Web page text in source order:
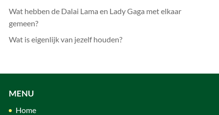
Wat hebben de Dalai Lama en Lady Gaga met elkaar
gemeen?
Wat is eigenlijk van jezelf houden?
MENU
Home